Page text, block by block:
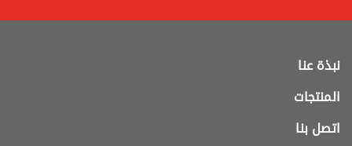
نبذة عنا
المنتجات
اتصل بنا